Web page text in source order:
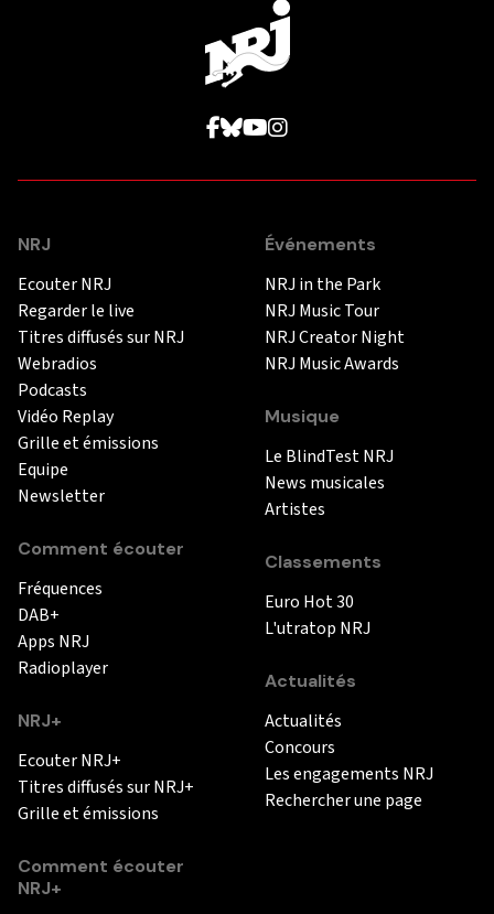
NRJ
Ecouter NRJ
Regarder le live
Titres diffusés sur NRJ
Webradios
Podcasts
Vidéo Replay
Grille et émissions
Equipe
Newsletter
Comment écouter
Fréquences
DAB+
Apps NRJ
Radioplayer
NRJ+
Ecouter NRJ+
Titres diffusés sur NRJ+
Grille et émissions
Comment écouter
NRJ+
Événements
NRJ in the Park
NRJ Music Tour
NRJ Creator Night
NRJ Music Awards
Musique
Le BlindTest NRJ
News musicales
Artistes
Classements
Euro Hot 30
L'utratop NRJ
Actualités
Actualités
Concours
Les engagements NRJ
Rechercher une page